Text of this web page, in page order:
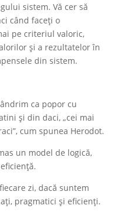
sistem. Vă cer să
când faceți o
pe criteriul valoric,
și a rezultatelor în
din sistem.
ca popor cu
și din daci, „cei mai
cum spunea Herodot.
un model de logică,
zi, dacă suntem
pragmatici și eficienți.